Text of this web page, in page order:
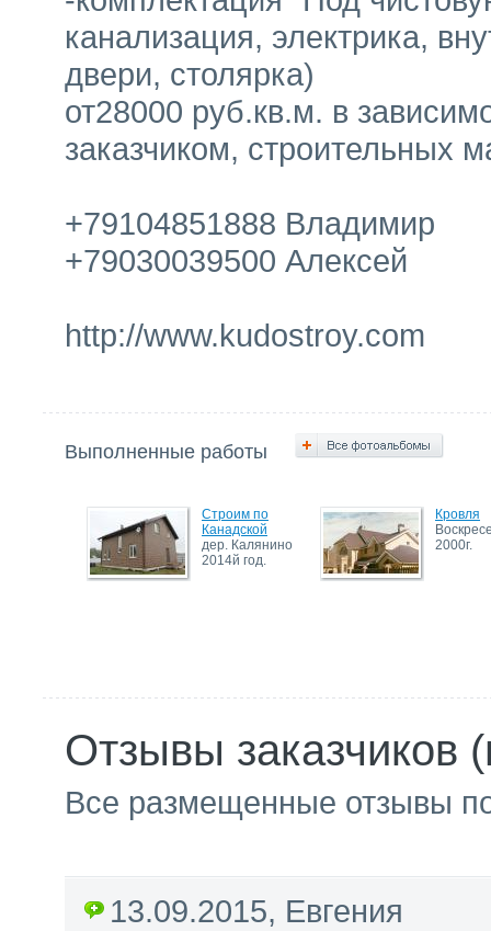
канализация, электрика,
двери, столярка)
от28000 руб.кв.м. в
заказчиком, строительных
+79104851888 Владимир
+79030039500 Алексей
http://www.kudostroy.com
Выполненные работы
Строим по
Канадской
дер. Калянино
2014й год.
Кровля
2000г.
Отзывы заказчиков
Все размещенные отзывы
13.09.2015, Евгения